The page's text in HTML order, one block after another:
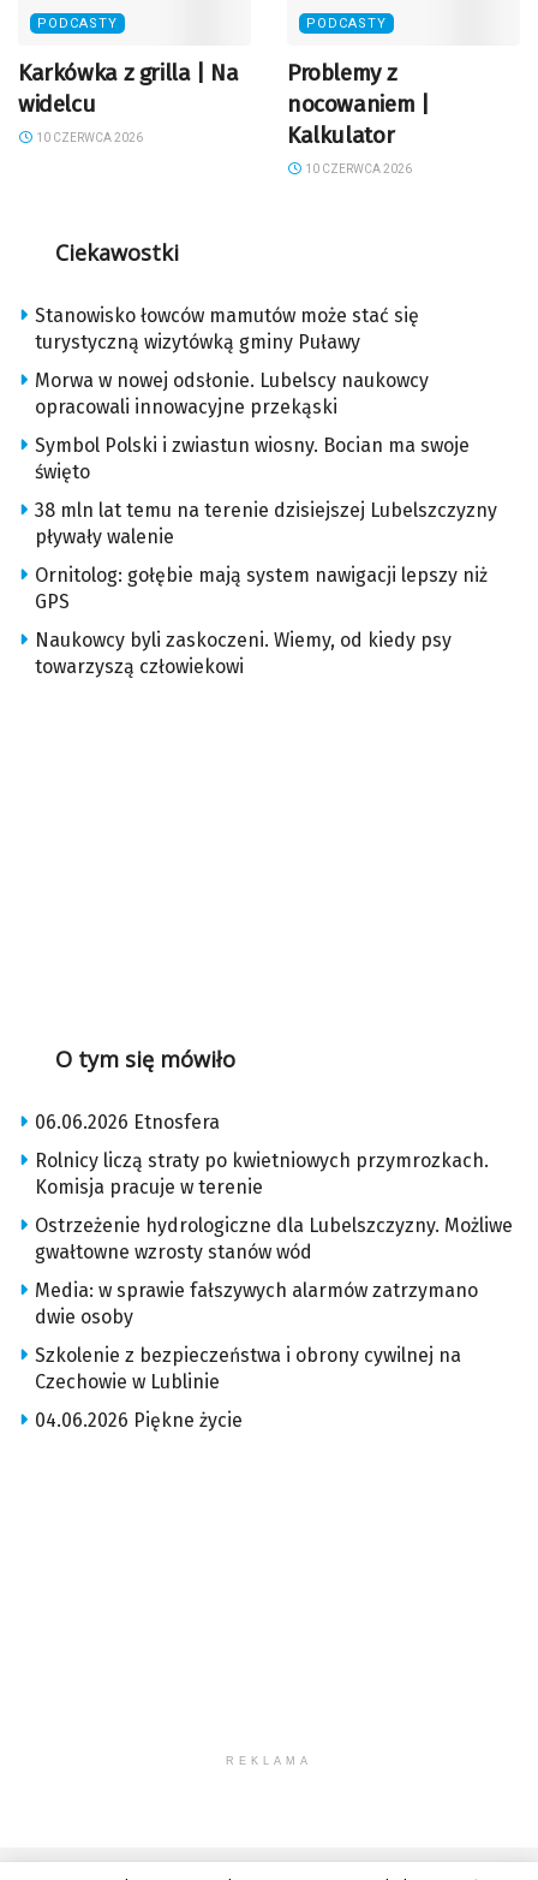
PODCASTY
Karkówka z grilla | Na
widelcu
10 CZERWCA 2026
PODCASTY
Problemy z
nocowaniem |
Kalkulator
10 CZERWCA 2026
Ciekawostki
Stanowisko łowców mamutów może stać się
turystyczną wizytówką gminy Puławy
Morwa w nowej odsłonie. Lubelscy naukowcy
opracowali innowacyjne przekąski
Symbol Polski i zwiastun wiosny. Bocian ma swoje
święto
38 mln lat temu na terenie dzisiejszej Lubelszczyzny
pływały walenie
Ornitolog: gołębie mają system nawigacji lepszy niż
GPS
Naukowcy byli zaskoczeni. Wiemy, od kiedy psy
towarzyszą człowiekowi
O tym się mówiło
06.06.2026 Etnosfera
Rolnicy liczą straty po kwietniowych przymrozkach.
Komisja pracuje w terenie
Ostrzeżenie hydrologiczne dla Lubelszczyzny. Możliwe
gwałtowne wzrosty stanów wód
Media: w sprawie fałszywych alarmów zatrzymano
dwie osoby
Szkolenie z bezpieczeństwa i obrony cywilnej na
Czechowie w Lublinie
04.06.2026 Piękne życie
REKLAMA